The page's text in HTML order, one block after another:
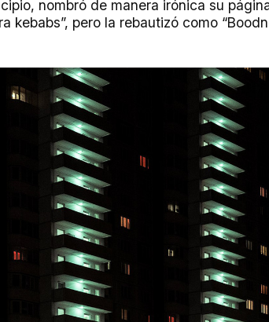
nombró de manera irónica su
kebabs”, pero la rebautizó como